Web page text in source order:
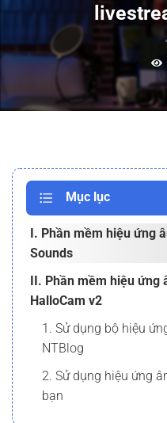
Mục lục
I. Phần mềm hiệu ứng
Sounds
II. Phần mềm hiệu ứng
HalloCam v2
1. Sử dụng bộ hiệu
NTBlog
2. Sử dụng hiệu ứng
bạn